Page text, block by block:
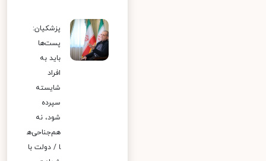
پزشکیان:
پست‌ها
باید به
افراد
شایسته
سپرده
شود، نه
هم‌جناحی‌ه
ا / دولت با